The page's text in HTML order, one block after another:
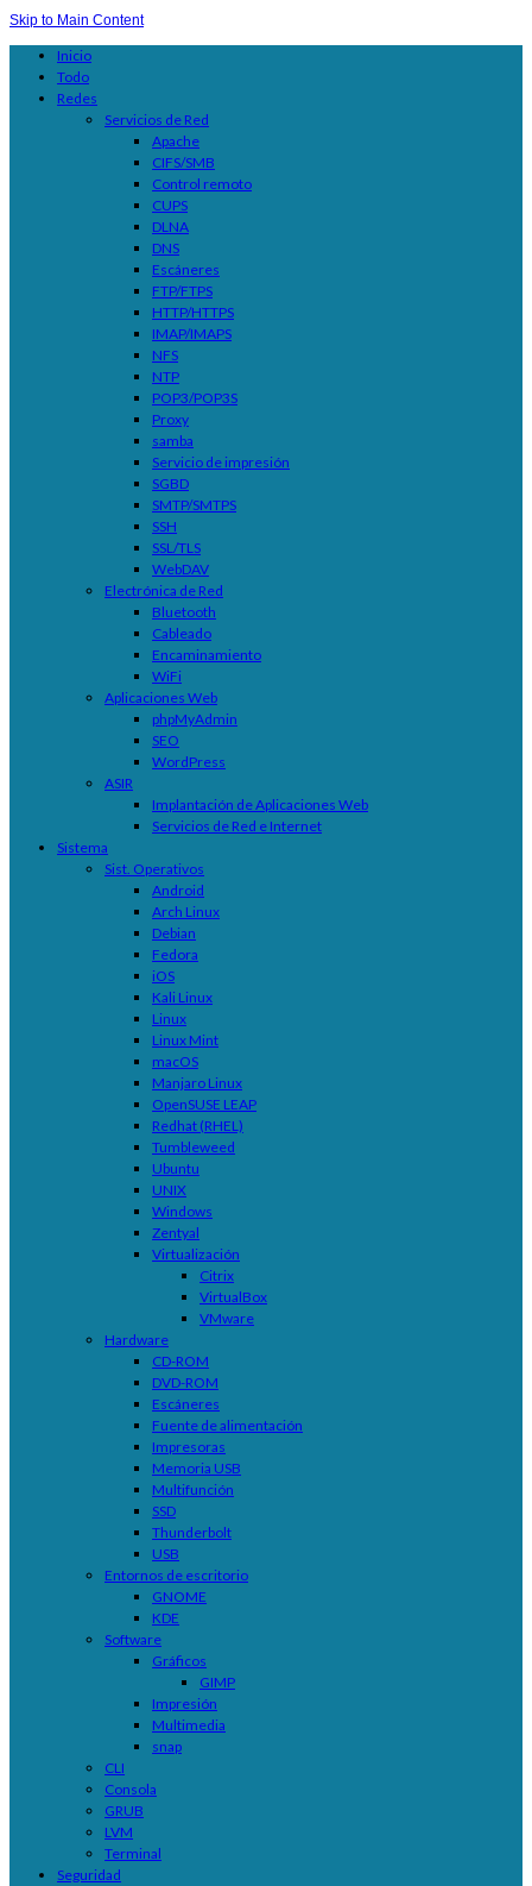
Skip to Main Content
Inicio
Todo
Redes
Servicios de Red
Apache
CIFS/SMB
Control remoto
CUPS
DLNA
DNS
Escáneres
FTP/FTPS
HTTP/HTTPS
IMAP/IMAPS
NFS
NTP
POP3/POP3S
Proxy
samba
Servicio de impresión
SGBD
SMTP/SMTPS
SSH
SSL/TLS
WebDAV
Electrónica de Red
Bluetooth
Cableado
Encaminamiento
WiFi
Aplicaciones Web
phpMyAdmin
SEO
WordPress
ASIR
Implantación de Aplicaciones Web
Servicios de Red e Internet
Sistema
Sist. Operativos
Android
Arch Linux
Debian
Fedora
iOS
Kali Linux
Linux
Linux Mint
macOS
Manjaro Linux
OpenSUSE LEAP
Redhat (RHEL)
Tumbleweed
Ubuntu
UNIX
Windows
Zentyal
Virtualización
Citrix
VirtualBox
VMware
Hardware
CD-ROM
DVD-ROM
Escáneres
Fuente de alimentación
Impresoras
Memoria USB
Multifunción
SSD
Thunderbolt
USB
Entornos de escritorio
GNOME
KDE
Software
Gráficos
GIMP
Impresión
Multimedia
snap
CLI
Consola
GRUB
LVM
Terminal
Seguridad